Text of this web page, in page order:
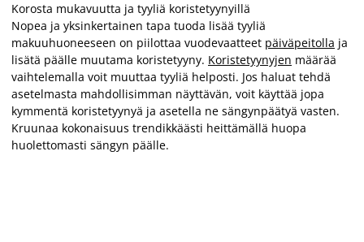
Korosta mukavuutta ja tyyliä koristetyynyillä
Nopea ja yksinkertainen tapa tuoda lisää tyyliä
makuuhuoneeseen on piilottaa vuodevaatteet päiväpeitolla ja
lisätä päälle muutama koristetyyny. Koristetyynyjen määrää
vaihtelemalla voit muuttaa tyyliä helposti. Jos haluat tehdä
asetelmasta mahdollisimman näyttävän, voit käyttää jopa
kymmentä koristetyynyä ja asetella ne sängynpäätyä vasten.
Kruunaa kokonaisuus trendikkäästi heittämällä huopa
huolettomasti sängyn päälle.